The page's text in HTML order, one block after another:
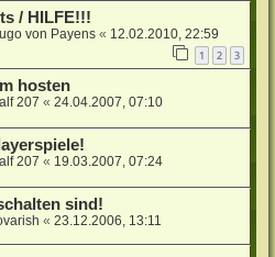
/ HILFE!!!
von Payens « 12.02.2010, 22:59
1 2 3
hosten
207 «24.04.2007, 07:10
207 « 19.03.2007, 07:24
sind!
«23.12.2006, 13:11